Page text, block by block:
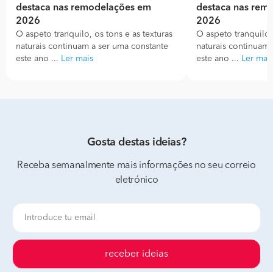
destaca nas remodelações em
2026
O aspeto tranquilo, os tons e as texturas
naturais continuam a ser uma constante
este ano ... Ler mais
destaca nas
2026
O aspeto
naturais continuam
este ano ... Ler mais
Gosta destas ideias?
Receba semanalmente mais informações no seu correio
eletrónico
receber ideias